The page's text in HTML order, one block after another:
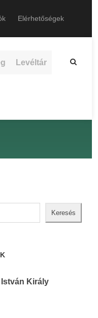
Elérhetőségek
Levéltár
Keresés
Király